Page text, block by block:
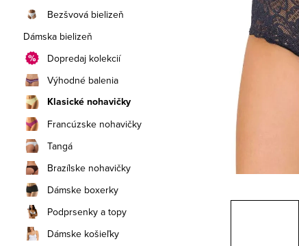
Bezšvová bielizeň
Dámska bielizeň
Dopredaj kolekcií
Výhodné balenia
Klasické nohavičky
Francúzske nohavičky
Tangá
Brazílske nohavičky
Dámske boxerky
Podprsenky a topy
Dámske košieľky